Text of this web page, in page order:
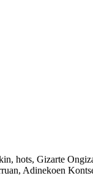
hots, Gizarte
Adinekoen